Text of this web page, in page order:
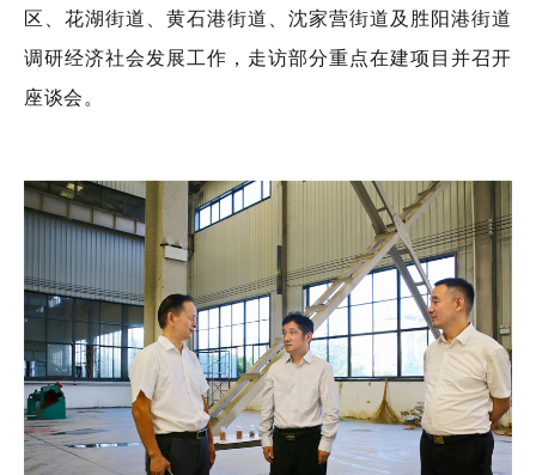
区、花湖街道、黄石港街道、沈家营街道及胜阳港街道
调研经济社会发展工作，走访部分重点在建项目并召开
座谈会。